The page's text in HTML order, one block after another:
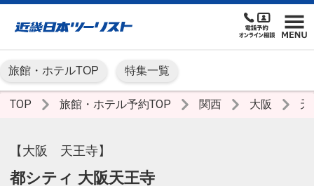
旅館・ホテルTOP 特集一覧
TOP 旅館・ホテル予約TOP 関西 大阪
【大阪 天王寺】
都シティ 大阪天王寺